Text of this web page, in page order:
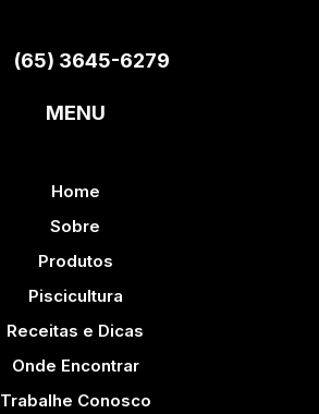
(65) 3645-6279
MENU
Home
Sobre
Produtos
Piscicultura
Receitas e Dicas
Onde Encontrar
Trabalhe Conosco